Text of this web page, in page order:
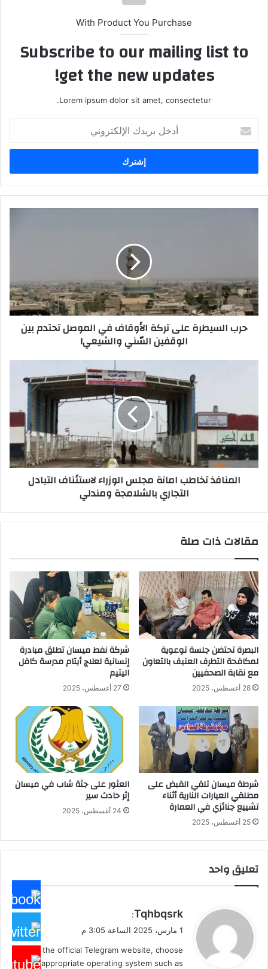
With Product You Purchase
Subscribe to our mailing list to
get the new updates!
Lorem ipsum dolor sit amet, consectetur.
بريدك
الإلكتروني
الموصل
تحتدم
بين
الوقفين
حرب السيطرة على تركة الأوقاف في الموصل تحتدم بين
الوقفين السّني والشيعي!
الوزراء
لاستئناف
التبادل
التجاري
بالشلامجة
ومندليالمنافذ تخاطب امانة مجلس الوزراء لاستئناف التبادل
التجاري بالشلامجة ومندلي
مقالات ذات صلة
البصرة تحتضن جلسة توعوية
لمكافحة التطرف العنيف بالتعاون
مع نقابة الصحفيين
28 أغسطس، 2025
شركة نفط ميسان تطلق مبادرة
إنسانية لعلاج أيتام مدرسة كافل
اليتيم
27 أغسطس، 2025
شرطة ميسان تلقي القبض على
مطلقي العيارات النارية أثناء
تشييع جنائزي في العمارة
25 أغسطس، 2025
العثور على جثة شاب في ميسان
إثر حادث سير
24 أغسطس، 2025
تعليق واحد
ي
ق
ل
Tqhbqsrk
:
1 مارس، 2025 الساعة 3:05 م
Visit the official Telegram website, choose
the appropriate operating system such as